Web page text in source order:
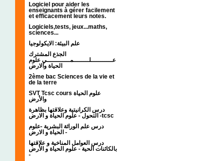
Logiciel pour aider les
enseignants à gérer facilement
et efficacement leurs notes.
Logiciels,tests, jeux...maths,
sciences...
علم البيئة: الايكولوجيا
الجذع المشترك
عـــــــــــلــــــــمــــــــــــي علوم
الحياة والارض
2ème bac Sciences de la vie et
de la terre
SVT Tcsc cours علوم الحياة
والأرض
درس الكرانيتية وعلاقتها بظاهرة
التحول - علوم الحياة و الارض -tcsc
درس علم الوراثة البشرية -علوم
الحياة و الارض -
درس العوامل المناخية و علاقتها
بالكائنات الحية - علوم الحياة و الأرض
-